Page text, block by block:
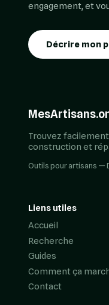
engagement, et
Décrire mon
Trouvez
construction et
Outils pour artisans —
Liens utiles
Accueil
Recherche
Guides
Comment ça
Contact